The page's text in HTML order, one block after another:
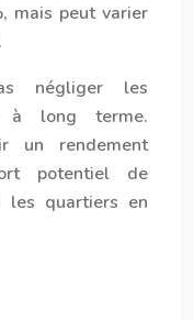
mais peut varier
négliger les
à long terme.
un rendement
potentiel de
les quartiers en